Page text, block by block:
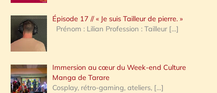
c
h
e
:
Épisode 17 // « Je suis Tailleur de pierre. »
Prénom : Lilian Profession : Tailleur […]
Immersion au cœur du Week-end Culture
Manga de Tarare
Cosplay, rétro-gaming, ateliers, […]